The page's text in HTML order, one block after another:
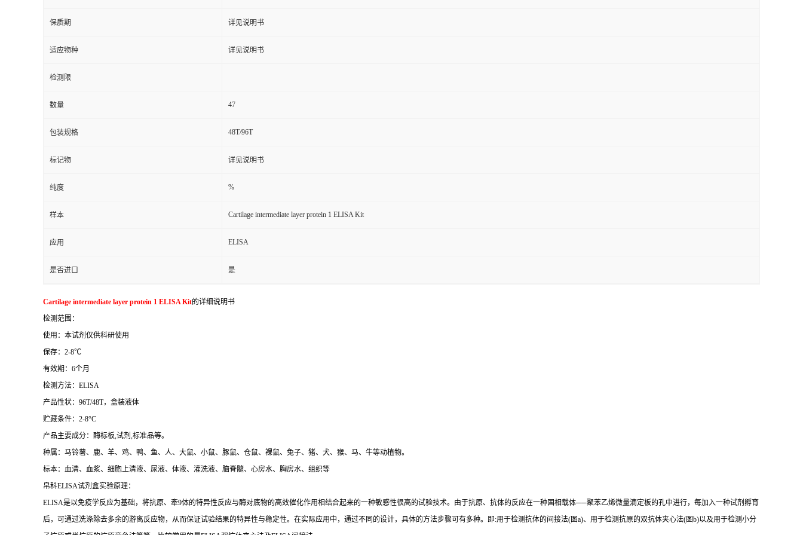
保质期 详见说明书
适应物种 详见说明书
检测限
数量 47
包装规格 48T/96T
标记物 详见说明书
纯度 %
样本 Cartilage intermediate layer protein 1 ELISA Kit
应用 ELISA
是否进口 是
Cartilage intermediate layer protein 1 ELISA Kit的详细说明书
检测范围：
使用：本试剂仅供科研使用
保存： 2-8℃
有效期： 6个月
检测方法： ELISA
产品性状： 96T/48T，盒装液体
贮藏条件： 2-8°C
产品主要成分：酶标板 试剂 标准品等。
种属：马铃薯、鹿、羊、鸡、鸭、鱼、人、大鼠、小鼠、豚鼠、仓鼠、裸鼠、兔子、猪、犬、猴、马、牛等动植物。
标本：血清、血浆、细胞上清液、尿液、体液、灌洗液、脑脊髓、心房水、胸房水、组织等
帛科ELISA试剂盒实验原理：
ELISA是以免疫学反应为基础，将抗原、牽9体的特异性反应与酶对底物的高效催化作用相结合起来的一种敏感性很高的试验技术。由于抗原、抗体的反应在一种固相载体──聚苯乙烯微量滴定板的孔中进行，每加入一种试剂孵育
后，可通过洗涤除去多余的游离反应物，从而保证试验结果的特异性与稳定性。在实际应用中，通过不同的设计，具体的方法步骤可有多种。即:用于检测抗体的间接法(图a)、用于检测抗原的双抗体夹心法(图b)以及用于检测小分